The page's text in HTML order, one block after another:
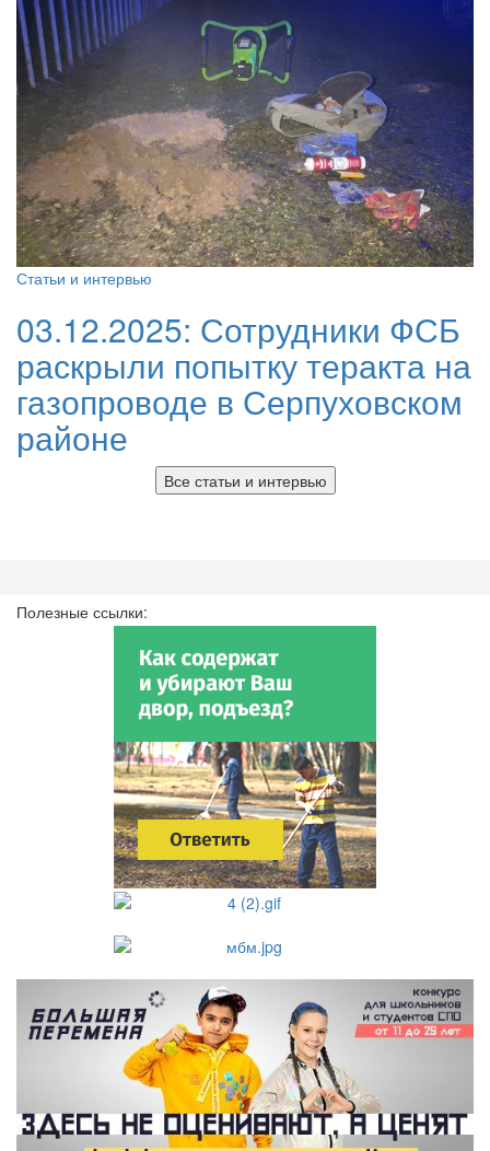
Статьи и интервью
03.12.2025: Сотрудники ФСБ
раскрыли попытку теракта на
газопроводе в Серпуховском
районе
Все статьи и интервью
Полезные ссылки: